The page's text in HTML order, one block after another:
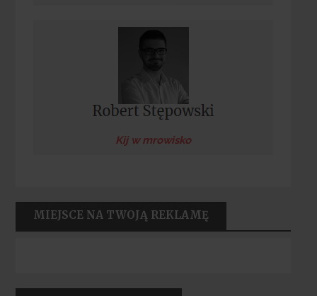
Kij w mrowisko
MIEJSCE NA TWOJĄ REKLAMĘ